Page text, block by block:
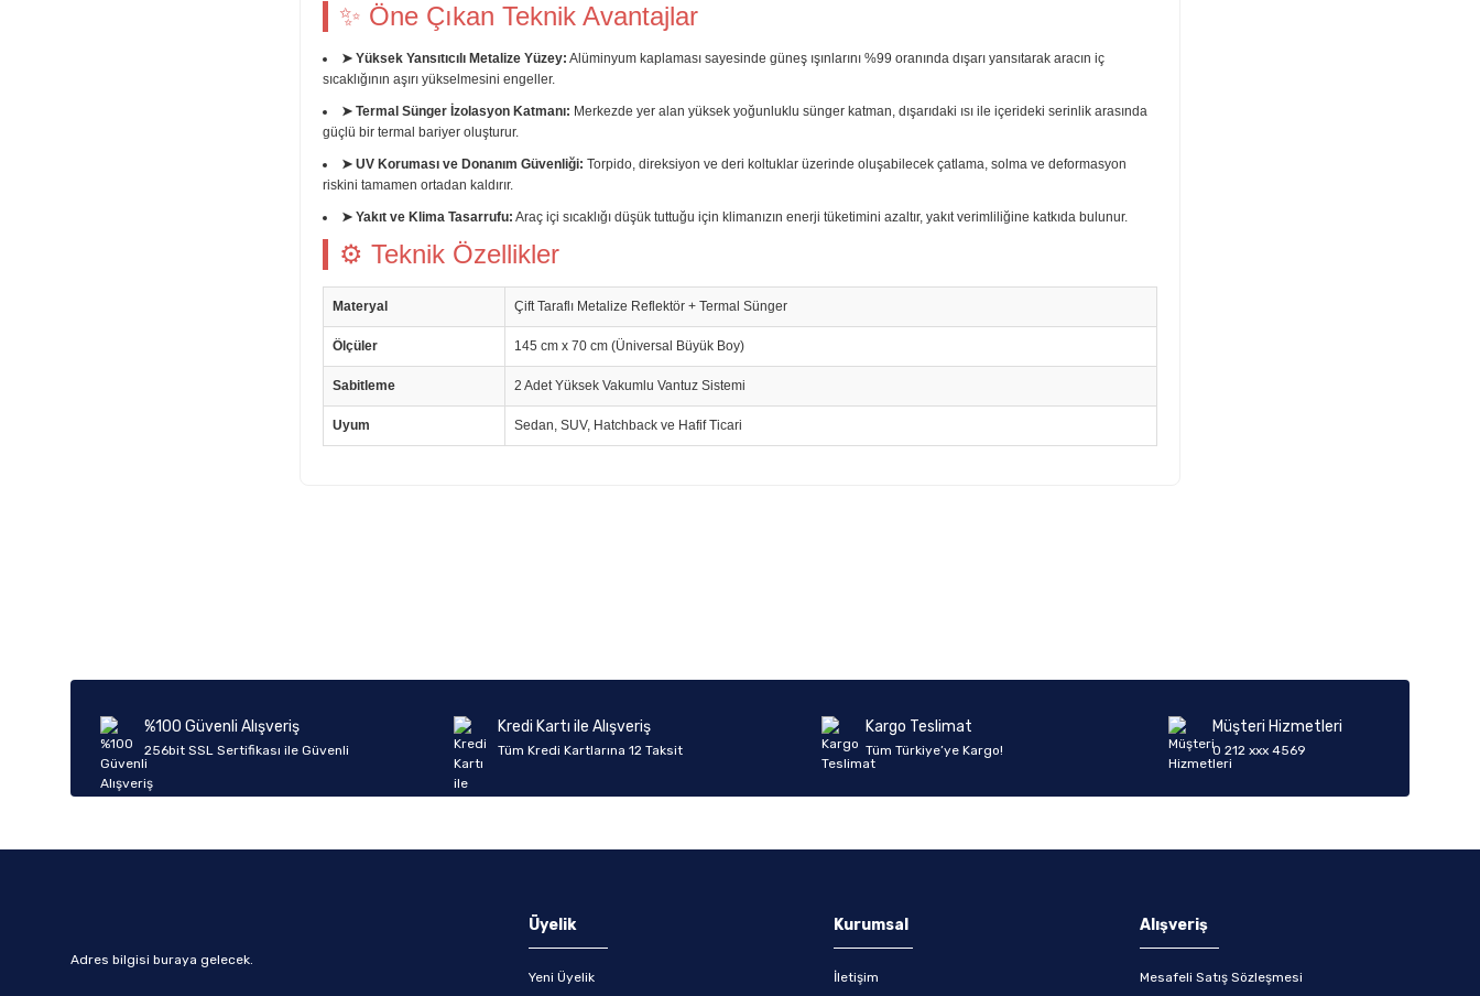
✨ Öne Çıkan Teknik Avantajlar
➤ Yüksek Yansıtıcılı Metalize Yüzey: Alüminyum kaplaması sayesinde güneş ışınlarını %99 oranında dışarı yansıtarak aracın iç
sıcaklığının aşırı yükselmesini engeller.
➤ Termal Sünger İzolasyon Katmanı: Merkezde yer alan yüksek yoğunluklu sünger katman, dışarıdaki ısı ile içerideki serinlik arasında
güçlü bir termal bariyer oluşturur.
➤ UV Koruması ve Donanım Güvenliği: Torpido, direksiyon ve deri koltuklar üzerinde oluşabilecek çatlama, solma ve deformasyon
riskini tamamen ortadan kaldırır.
➤ Yakıt ve Klima Tasarrufu: Araç içi sıcaklığı düşük tuttuğu için klimanızın enerji tüketimini azaltır, yakıt verimliliğine katkıda bulunur.
⚙ Teknik Özellikler
Materyal Çift Taraflı Metalize Reflektör + Termal Sünger
Ölçüler 145 cm x 70 cm (Üniversal Büyük Boy)
Sabitleme 2 Adet Yüksek Vakumlu Vantuz Sistemi
Uyum Sedan, SUV, Hatchback ve Hafif Ticari
Ürün fiyatı diğer sitelerden daha pahalı.
Bu ürüne benzer farklı alternatifler olmalı.
%100 Güvenli Alışveriş
256bit SSL Sertifikası ile Güvenli
Kredi Kartı ile Alışveriş
Tüm Kredi Kartlarına 12 Taksit
Kargo Teslimat
Tüm Türkiye’ye Kargo!
Müşteri Hizmetleri
0 212 xxx 4569
Adres bilgisi buraya gelecek.
Üyelik
Yeni Üyelik
Kurumsal
İletişim
Alışveriş
Mesafeli Satış Sözleşmesi